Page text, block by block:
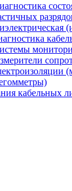
кабельных